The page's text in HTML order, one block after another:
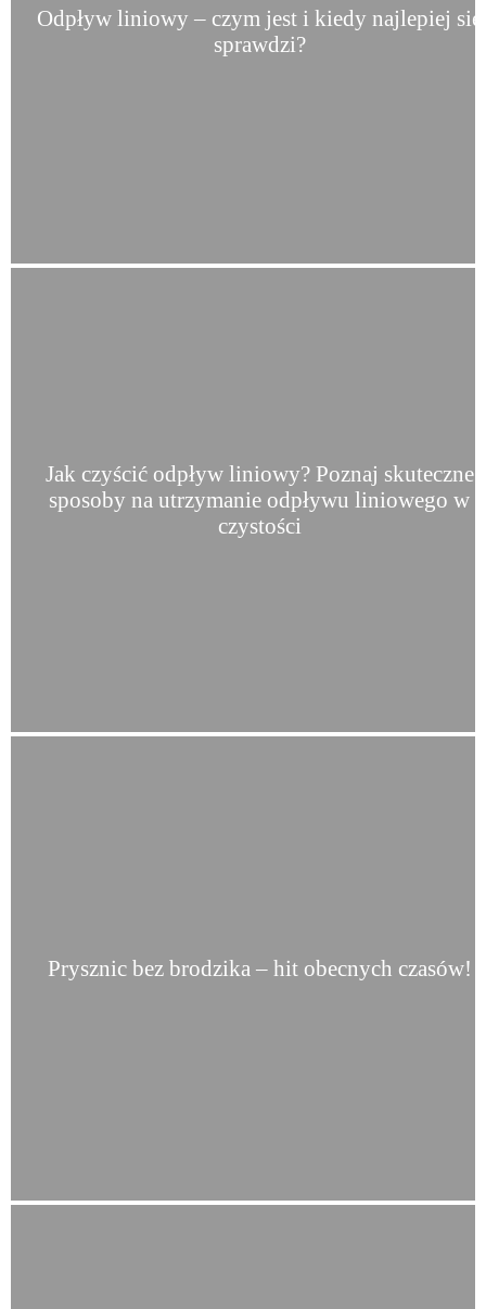
Odpływ liniowy – czym jest i kiedy najlepiej się
sprawdzi?
Jak czyścić odpływ liniowy? Poznaj skuteczne
sposoby na utrzymanie odpływu liniowego w
czystości
Prysznic bez brodzika – hit obecnych czasów!